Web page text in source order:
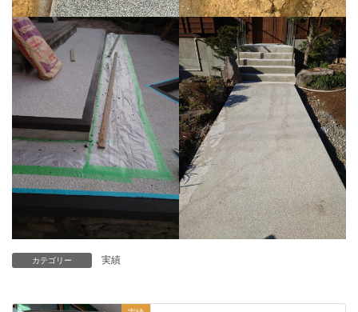
カテゴリー 実績